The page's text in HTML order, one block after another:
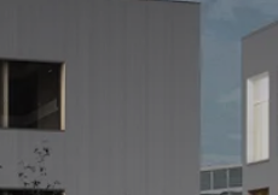
在瑞士莫尔日，前意大利面
Gala，被改造成第三产业中
验室。同TRIBU建筑师事务
明。这是一项巧妙融入景观
明设计，其中包括一个新的
了建筑内部的照明。因此，
新成为了莫尔日这座城市夜